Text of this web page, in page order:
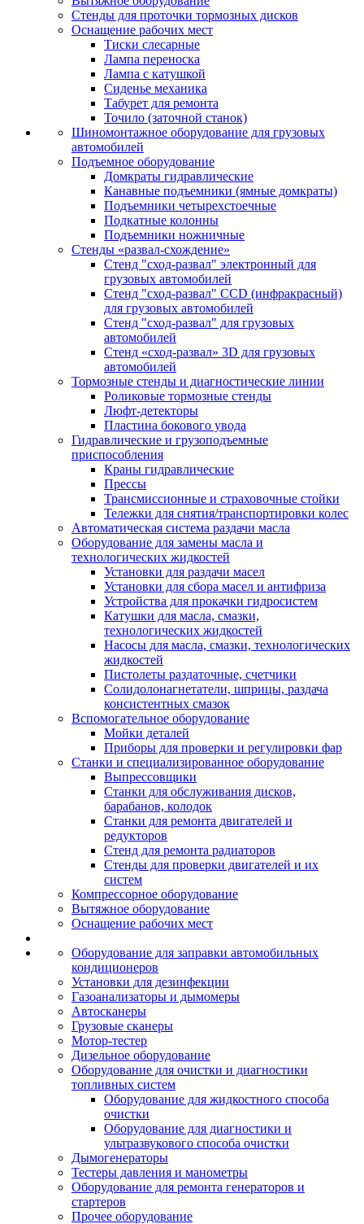
Стенды для проточки тормозных дисков
Оснащение рабочих мест
Тиски слесарные
Лампа переноска
Лампа с катушкой
Сиденье механика
Табурет для ремонта
Точило (заточной станок)
Шиномонтажное оборудование для грузовых
автомобилей
Подъемное оборудование
Домкраты гидравлические
Канавные подъемники (ямные домкраты)
Подъемники четырехстоечные
Подкатные колонны
Подъемники ножничные
Стенды «развал-схождение»
Стенд "сход-развал" электронный для
грузовых автомобилей
Стенд "сход-развал" CCD (инфракрасный)
для грузовых автомобилей
Стенд "сход-развал" для грузовых
автомобилей
Стенд «сход-развал» 3D для грузовых
автомобилей
Тормозные стенды и диагностические линии
Роликовые тормозные стенды
Люфт-детекторы
Пластина бокового увода
Гидравлические и грузоподъемные
приспособления
Краны гидравлические
Прессы
Трансмиссионные и страховочные стойки
Тележки для снятия/транспортировки колес
Автоматическая система раздачи масла
Оборудование для замены масла и
технологических жидкостей
Установки для раздачи масел
Установки для сбора масел и антифриза
Устройства для прокачки гидросистем
Катушки для масла, смазки,
технологических жидкостей
Насосы для масла, смазки, технологических
жидкостей
Пистолеты раздаточные, счетчики
Солидолонагнетатели, шприцы, раздача
консистентных смазок
Вспомогательное оборудование
Мойки деталей
Приборы для проверки и регулировки фар
Станки и специализированное оборудование
Выпрессовщики
Станки для обслуживания дисков,
барабанов, колодок
Станки для ремонта двигателей и
редукторов
Стенд для ремонта радиаторов
Стенды для проверки двигателей и их
систем
Компрессорное оборудование
Вытяжное оборудование
Оснащение рабочих мест
Оборудование для заправки автомобильных
кондиционеров
Установки для дезинфекции
Газоанализаторы и дымомеры
Автосканеры
Грузовые сканеры
Мотор-тестер
Дизельное оборудование
Оборудование для очистки и диагностики
топливных систем
Оборудование для жидкостного способа
очистки
Оборудование для диагностики и
ультразвукового способа очистки
Дымогенераторы
Тестеры давления и манометры
Оборудование для ремонта генераторов и
стартеров
Прочее оборудование